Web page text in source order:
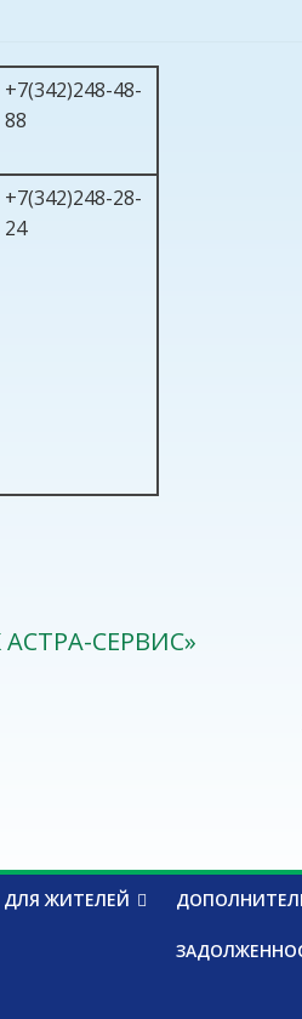
+7(342)248-48-
88
+7(342)248-28-
24
СЕРВИС»
ЖИТЕЛЕЙ